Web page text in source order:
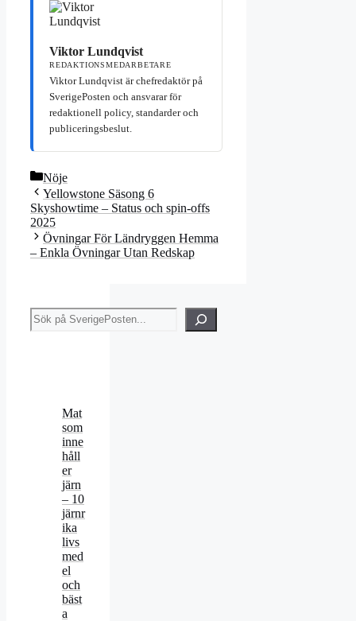
Viktor Lundqvist
REDAKTIONSMEDARBETARE
Viktor Lundqvist är chefredaktör på
SverigePosten och ansvarar för
redaktionell policy, standarder och
publiceringsbeslut.
Kategorier
Nöje
Yellowstone Säsong 6
Skyshowtime – Status och spin-offs
2025
Övningar För Ländryggen Hemma
– Enkla Övningar Utan Redskap
Sök
Mat
som
inne
håll
er
järn
– 10
järnr
ika
livs
med
el
och
bäst
a